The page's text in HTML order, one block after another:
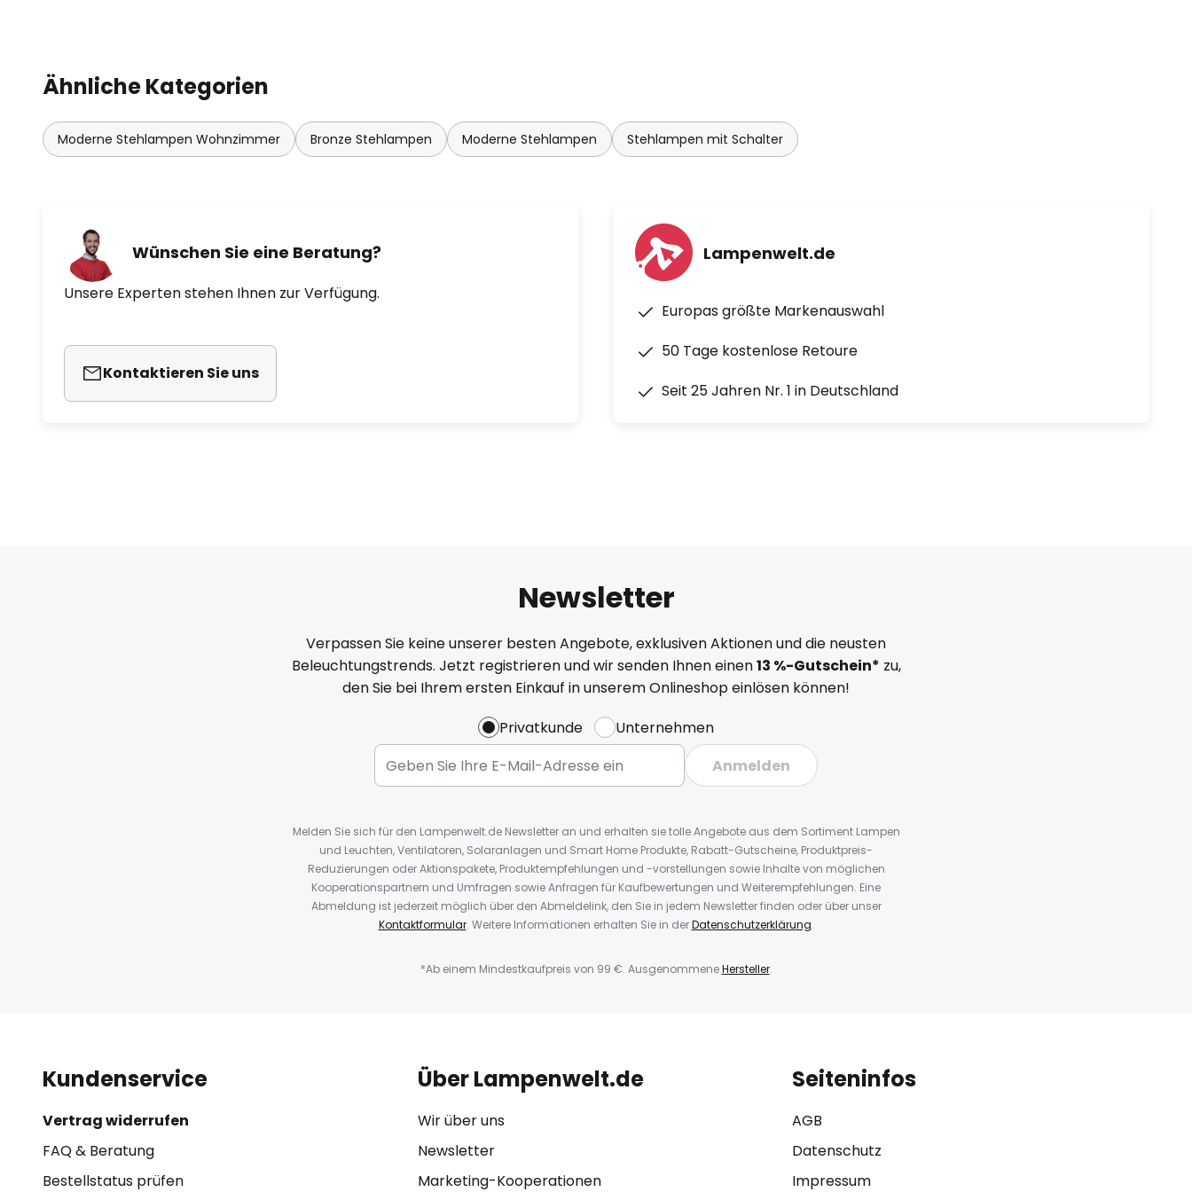
Ähnliche Kategorien
Moderne Stehlampen Wohnzimmer Bronze Stehlampen Moderne Stehlampen Stehlampen mit Schalter
Wünschen Sie eine Beratung?
Unsere Experten stehen Ihnen zur Verfügung.
Kontaktieren Sie uns
Lampenwelt.de
Europas größte Markenauswahl
50 Tage kostenlose Retoure
Seit 25 Jahren Nr. 1 in Deutschland
Newsletter
Verpassen Sie keine unserer besten Angebote, exklusiven Aktionen und die neusten
Beleuchtungstrends. Jetzt registrieren und wir senden Ihnen einen13 %-Gutschein* zu,
den Sie bei Ihrem ersten Einkauf in unserem Onlineshop einlösen können!
Privatkunde
Unternehmen
Anmelden
Melden Sie sich für den Lampenwelt.de Newsletter an und erhalten sie tolle Angebote aus dem Sortiment Lampen
und Leuchten, Ventilatoren, Solaranlagen und Smart Home Produkte, Rabatt-Gutscheine, Produktpreis-
Reduzierungen oder Aktionspakete, Produktempfehlungen und -vorstellungen sowie Inhalte von möglichen
Kooperationspartnern und Umfragen sowie Anfragen für Kaufbewertungen und Weiterempfehlungen. Eine
Abmeldung ist jederzeit möglich über den Abmeldelink, den Sie in jedem Newsletter finden oder über unser
Kontaktformular. Weitere Informationen erhalten Sie in derDatenschutzerklärung.
*Ab einem Mindestkaufpreis von 99 €. AusgenommeneHersteller.
Kundenservice
Vertrag widerrufen
FAQ & Beratung
Bestellstatus prüfen
Über Lampenwelt.de
Wir über uns
Newsletter
Marketing-Kooperationen
Seiteninfos
AGB
Datenschutz
Impressum